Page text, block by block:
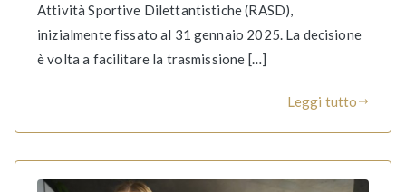
Attività Sportive Dilettantistiche (RASD),
inizialmente fissato al 31 gennaio 2025. La decisione
è volta a facilitare la trasmissione […]
Leggi tutto